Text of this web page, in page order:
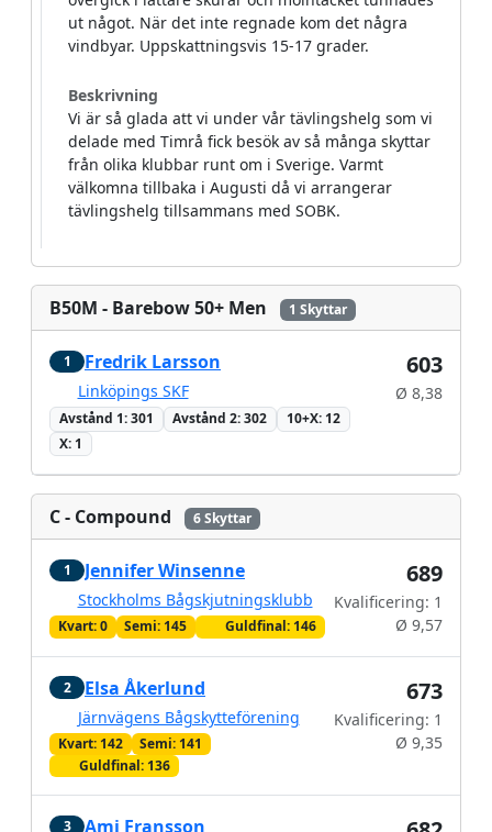
ut något. När det inte regnade kom det några
vindbyar. Uppskattningsvis 15-17 grader.
Beskrivning
Vi är så glada att vi under vår tävlingshelg som vi
delade med Timrå fick besök av så många skyttar
från olika klubbar runt om i Sverige. Varmt
välkomna tillbaka i Augusti då vi arrangerar
tävlingshelg tillsammans med SOBK.
B50M - Barebow 50+ Men 1 Skyttar
1 Fredrik Larsson
Linköpings SKF
Avstånd 1: 301 Avstånd 2: 302
10+X: 12
X: 1
603
Ø 8,38
C - Compound 6 Skyttar
1 Jennifer Winsenne
Stockholms Bågskjutningsklubb
Kvart: 0 Semi: 145 Guldfinal: 146
689
Kvalificering: 1
Ø 9,57
2 Elsa Åkerlund
Järnvägens Bågskytteförening
Kvart: 142
Semi: 141
Guldfinal: 136
673
Kvalificering: 1
Ø 9,35
3 Ami Fransson